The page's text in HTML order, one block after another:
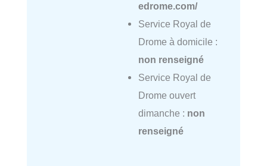
edrome.com/
Service Royal de
Drome à domicile :
non renseigné
Service Royal de
Drome ouvert
dimanche : non
renseigné